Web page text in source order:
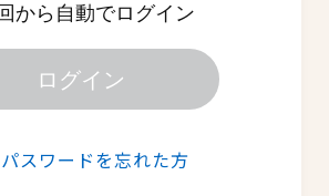
から自動でログイン
ログイン
パスワードを忘れた方